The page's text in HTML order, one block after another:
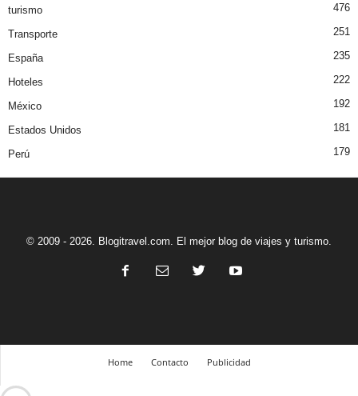
turismo 476
Transporte 251
España 235
Hoteles 222
México 192
Estados Unidos 181
Perú 179
© 2009 - 2026. Blogitravel.com. El mejor blog de viajes y turismo.
Home Contacto Publicidad